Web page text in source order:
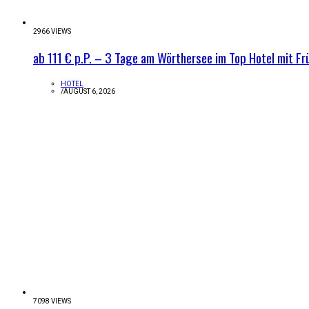
2966 VIEWS
ab 111 € p.P. – 3 Tage am Wörthersee im Top Hotel mit
HOTEL
/AUGUST 6, 2026
7098 VIEWS